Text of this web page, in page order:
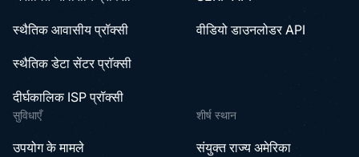
स्थैतिक आवासीय प्रॉक्सी
स्थैतिक डेटा सेंटर प्रॉक्सी
दीर्घकालिक ISP प्रॉक्सी
वीडियो डाउनलोडर API
सुविधाएँ
उपयोग के मामले
शीर्ष स्थान
संयुक्त राज्य अमेरिका